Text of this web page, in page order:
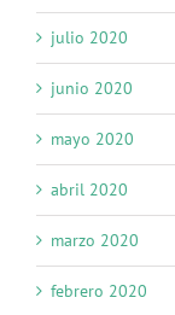
julio 2020
junio 2020
mayo 2020
abril 2020
marzo 2020
febrero 2020